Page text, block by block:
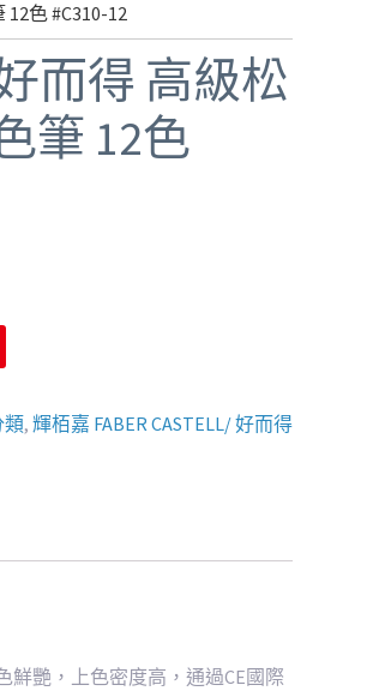
色 #C310-12
而得 高級松
筆 12色
類, 輝栢嘉 FABER CASTELL/ 好而得
艷，上色密度高，通過CE國際